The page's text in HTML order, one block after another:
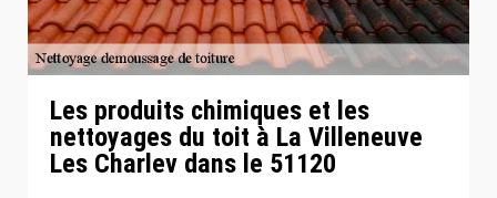
Les produits chimiques et les
nettoyages du toit à La Villeneuve
Les Charlev dans le 51120